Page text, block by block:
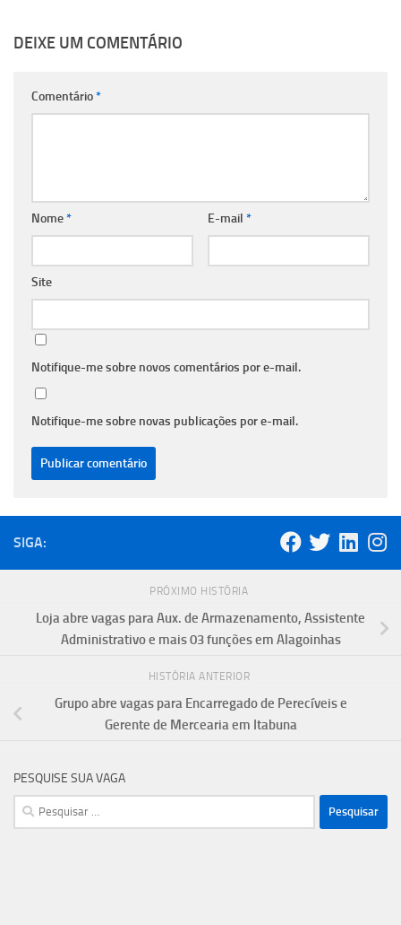
DEIXE UM COMENTÁRIO
Comentário*
Nome* E-mail *
Site
Notifique-me sobre novos comentários por e-mail.
Notifique-me sobre novas publicações por e-mail.
SIGA:
PRÓXIMO HISTÓRIA
Loja abre vagas para Aux. de Armazenamento, Assistente
Administrativo e mais 03 funções em Alagoinhas
HISTÓRIA ANTERIOR
Grupo abre vagas para Encarregado de Perecíveis e
Gerente de Mercearia em Itabuna
PESQUISE SUA VAGA
Pesquisar
por: